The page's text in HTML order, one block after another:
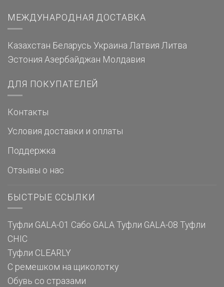
МЕЖДУНАРОДНАЯ ДОСТАВКА
Казахстан Беларусь Украина Латвия Литва
Эстония Азербайджан Молдавия
ДЛЯ ПОКУПАТЕЛЕЙ
Контакты
Условия доставки и оплаты
Поддержка
Отзывы о нас
БЫСТРЫЕ ССЫЛКИ
Туфли GALA-01 Сабо GALA Туфли GALA-08 Туфли
CHIC
Туфли CLEARLY
С ремешком на щиколотку
Обувь со стразами